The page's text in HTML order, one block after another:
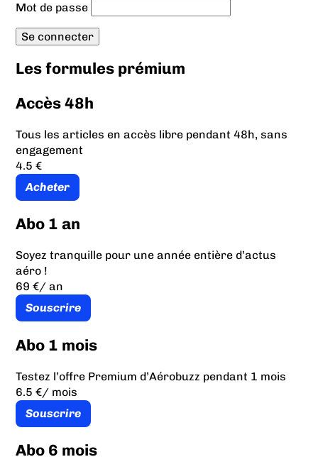
Mot de passe
Les formules prémium
Accès 48h
Tous les articles en accès libre pendant 48h, sans
engagement
4.5 €
Acheter
Abo 1 an
Soyez tranquille pour une année entière d’actus
aéro !
69 €/ an
Souscrire
Abo 1 mois
Testez l’offre Premium d’Aérobuzz pendant 1 mois
6.5 €/ mois
Souscrire
Abo 6 mois